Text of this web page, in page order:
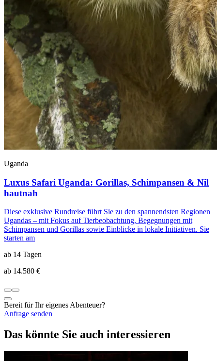
Uganda
Luxus Safari Uganda: Gorillas, Schimpansen & Nil
hautnah
Diese exklusive Rundreise führt Sie zu den spannendsten Regionen
Ugandas – mit Fokus auf Tierbeobachtung, Begegnungen mit
Schimpansen und Gorillas sowie Einblicke in lokale Initiativen. Sie
starten am
ab 14 Tagen
ab 14.580 €
Bereit für Ihr eigenes Abenteuer?
Anfrage senden
Das könnte Sie auch interessieren